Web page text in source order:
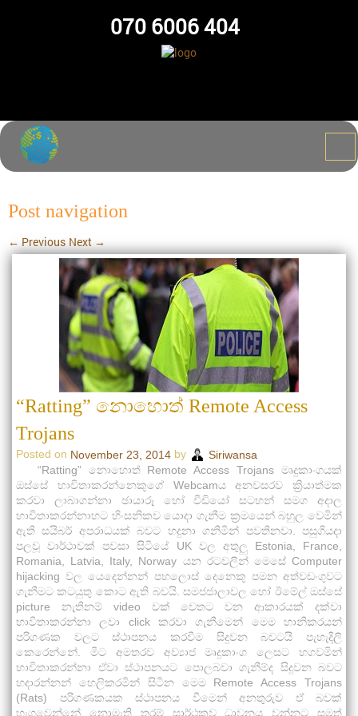
070 6006 404
Post navigation
← Previous Next →
“Ratting” නොහොත් Remote Access
Trojans
Posted on November 23, 2014 by
Siriwansa
“Ratting” නොහොත් Remote Access Trojans මෘදුකාංගයක්
ඔස්සේ භාවිතාකරන්නෙකුගේ Webcamය අනවසරව ක්‍රියාත්මක
කරවා ලාබාගන්නා ඡායාරූ හෝ වීඩියෝ සටහන් සමග අදාල
භාවිතාකරන්නාහට හිංසනිකව යොදා ගැනීම ක්‍රමයෙන් බහුල වෙමින්
ඇති සයිබර් අපරාධයක් බවට හදුනා ගනිමින් පවතිනවා. පසුගියදා
පලවූ වාර්ථාවක් පවසා සිටියේ UK වල අතුලු Estonia, France,
Romania, Latvia, Italy, Norway යන රටවලින් මෙසේ Computer
hijacking වල යෙදෙන්නන් පහලොස් දෙනෙකු පමන අත්වඩංගුවට
ගැනීමට කටයුතු කොට ඇති බවයි. සමජජාලාවල හෝ ඊමේල් ඔස්සේ
picture නැතිනම් video වක් වෙතට වන ආකාරයක් දක්වා
භාවිතාකරන්නා ලවා click කරවා ගැනීමෙන් මෙම හානිකරයන්
පරිගණක වලට ස්ථාපනය කරවීම සිදුවන බවටයි පැහැදිලි
කෙරෙන්නේ. මීට අමතරව අව්‍යාජ මෘදුකාංග ලෙසට හගවමින්
භාවිතාකරන්නා ඒවා ස්ථාපනයට පොලබවා ගැනීම්ද සිදුවන බවට
හදාරන්නන් හෙලිකරමින් සිටින මෙම Remote Access Trojans
(Rats) පරිගණකයක ස්ථාපනය වීමෙන් අනතුරුව ඒ බවක්
හැගවෙන්නේ නොමැති තරම් සාර්ථකව ධාවනය වන්නට සමත්